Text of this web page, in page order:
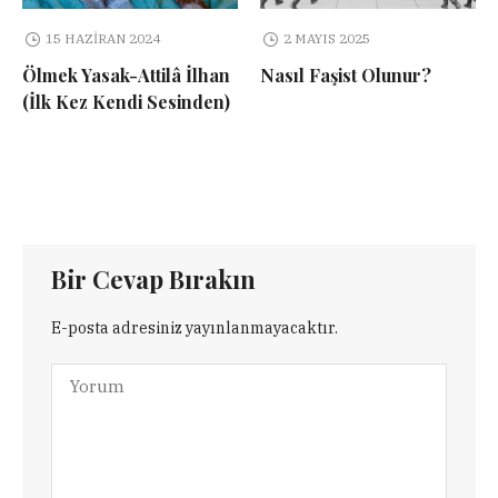
15 HAZIRAN 2024
Ölmek Yasak-Attilâ İlhan
(İlk Kez Kendi Sesinden)
2 MAYIS 2025
Nasıl Faşist Olunur?
Bir Cevap Bırakın
E-posta adresiniz yayınlanmayacaktır.